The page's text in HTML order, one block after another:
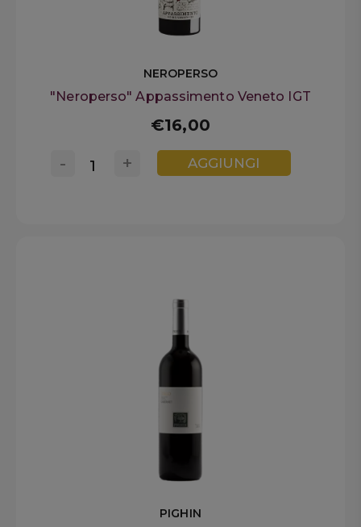
NEROPERSO
"Neroperso" Appassimento Veneto IGT
€16,00
+
- AGGIUNGI
PIGHIN